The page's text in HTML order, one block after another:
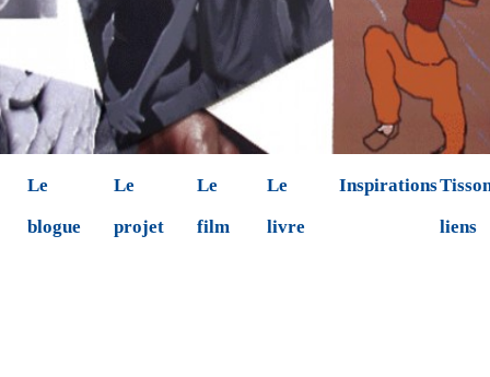
Le
blogue
Le
projet
Le
film
Le
livre
Inspirations
liens